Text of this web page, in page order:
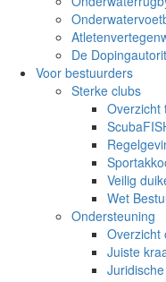
De
Voor bestuurders
Sterke clubs
Overzicht
Veilig
Wet
Ondersteuning
Overzicht
Juiste